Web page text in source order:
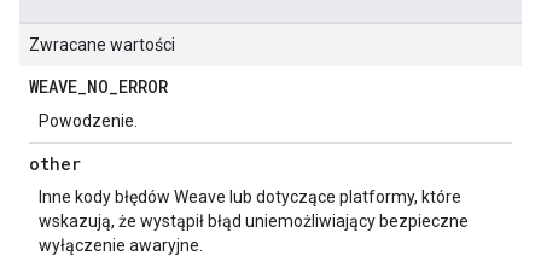
Zwracane wartości
WEAVE_NO_ERROR
Powodzenie.
other
Inne kody błędów Weave lub dotyczące platformy, które
wskazują, że wystąpił błąd uniemożliwiający bezpieczne
wyłączenie awaryjne.